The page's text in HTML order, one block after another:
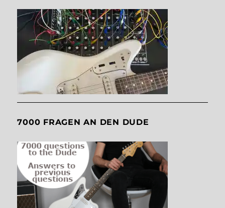
7000 FRAGEN AN DEN DUDE